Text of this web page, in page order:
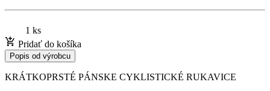
1 ks
Pridať do košíka
Popis od výrobcu
KRÁTKOPRSTÉ PÁNSKE CYKLISTICKÉ RUKAVICE